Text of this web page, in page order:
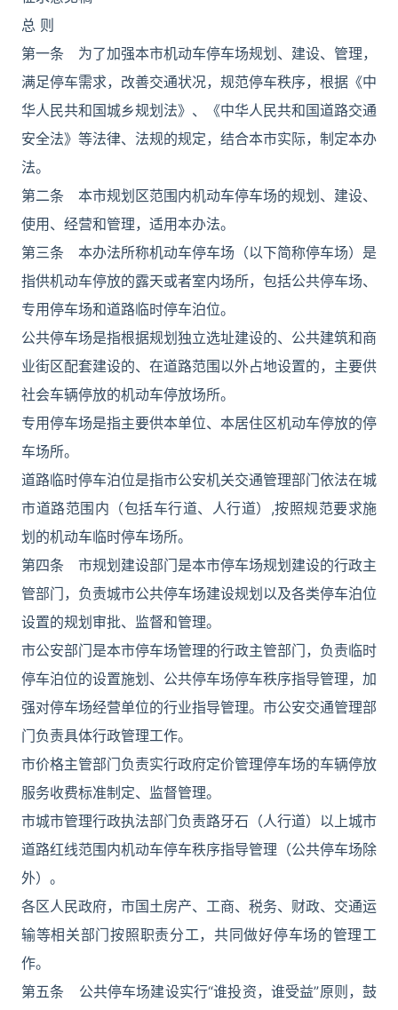
总 则
第一条 为了加强本市机动车停车场规划、建设、管理，
满足停车需求，改善交通状况，规范停车秩序，根据《中
华人民共和国城乡规划法》、《中华人民共和国道路交通
安全法》等法律、法规的规定，结合本市实际，制定本办
法。
第二条 本市规划区范围内机动车停车场的规划、建设、
使用、经营和管理，适用本办法。
第三条 本办法所称机动车停车场（以下简称停车场）是
指供机动车停放的露天或者室内场所，包括公共停车场、
专用停车场和道路临时停车泊位。
公共停车场是指根据规划独立选址建设的、公共建筑和商
业街区配套建设的、在道路范围以外占地设置的，主要供
社会车辆停放的机动车停放场所。
专用停车场是指主要供本单位、本居住区机动车停放的停
车场所。
道路临时停车泊位是指市公安机关交通管理部门依法在城
市道路范围内（包括车行道、人行道）,按照规范要求施
划的机动车临时停车场所。
第四条 市规划建设部门是本市停车场规划建设的行政主
管部门，负责城市公共停车场建设规划以及各类停车泊位
设置的规划审批、监督和管理。
市公安部门是本市停车场管理的行政主管部门，负责临时
停车泊位的设置施划、公共停车场停车秩序指导管理，加
强对停车场经营单位的行业指导管理。市公安交通管理部
门负责具体行政管理工作。
市价格主管部门负责实行政府定价管理停车场的车辆停放
服务收费标准制定、监督管理。
市城市管理行政执法部门负责路牙石（人行道）以上城市
道路红线范围内机动车停车秩序指导管理（公共停车场除
外）。
各区人民政府，市国土房产、工商、税务、财政、交通运
输等相关部门按照职责分工，共同做好停车场的管理工
作。
第五条 公共停车场建设实行“谁投资，谁受益”原则，鼓